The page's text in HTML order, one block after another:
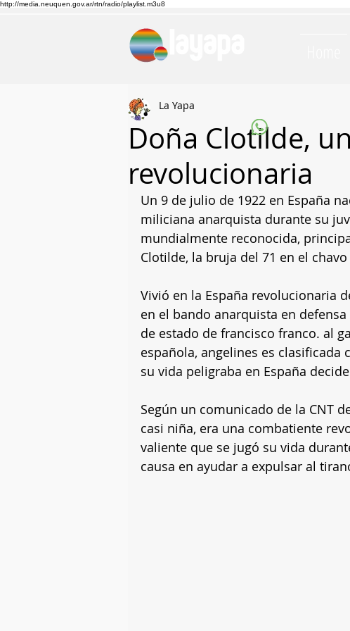
http://media.neuquen.gov.ar/rtn/radio/playlist.m3u8
Doña Clotilde,
revolucionaria
La Yapa
Un 9 de julio de 1922 en España
miliciana anarquista durante su
mundialmente reconocida,
Clotilde, la bruja del 71 en el chavo
Vivió en la España revolucionaria
en el bando anarquista en
de estado de francisco franco. al
española, angelines es
su vida peligraba en España
Según un comunicado de la CNT
casi niña, era una combatiente
valiente que se jugó su vida
causa en ayudar a expulsar al